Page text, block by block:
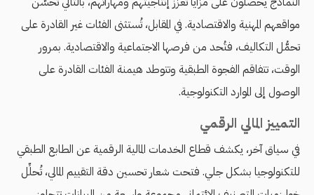
مواقعهم المهنية والاقتصادية. في المقابل، تُستثنى الفئات غير القادرة على
تحمُّل التكاليف، فتُحد من فرصها الاجتماعية والاقتصادية. بمرور
الوقت، تتفاقم الفجوة الطبقية وتتوطد هيمنة الفئات القادرة على
الوصول إلى الموارد التكنولوجية.
التمييز المالي الرقمي
في سياق آخر، يكشف قطاع الخدمات المالية الرقمية عن الطابع الطبقي
للتكنولوجيا بشكل جلي. فتحت شعار تحسين دقة التقييم المالي، تُحلِّل